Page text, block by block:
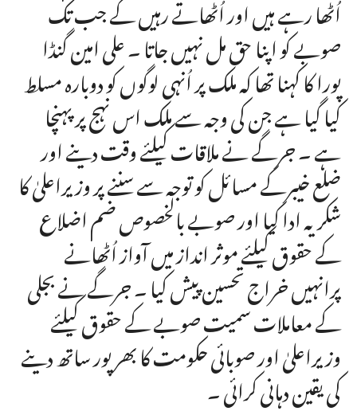
اُٹھا رہے ہیں اور اُٹھاتے رہیں گے جب تک
صوبے کو اپنا حق مل نہیں جاتا ۔ علی امین گنڈا
پورا کا کہنا تھا کہ ملک پر اُنہی لوگوں کو دوبارہ مسلط
کیا گیا ہے جن کی وجہ سے ملک اس نہج پر پہنچا
ہے ۔ جرگے نے ملاقات کیلئے وقت دینے اور
ضلع خیبرکے مسائل کو توجہ سے سننے پر وزیراعلیٰ کا
شکریہ ادا کیا اور صوبے بالخصوص ضم اضلاع
کے حقوق کیلئے موثر انداز میں آواز اُٹھانے
پرانہیں خراج تحسین پیش کیا ۔ جرگے نے بجلی
کے معاملات سمیت صوبے کے حقوق کیلئے
وزیراعلیٰ اور صوبائی حکومت کا بھر پور ساتھ دینے
کی یقین دہانی کرائی ۔